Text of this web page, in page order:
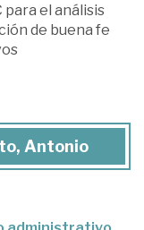
para el análisis
de buena fe
Antonio